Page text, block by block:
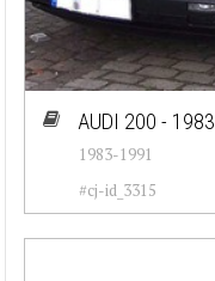
AUDI 200 - 1983
1983-1991
#cj-id_3315